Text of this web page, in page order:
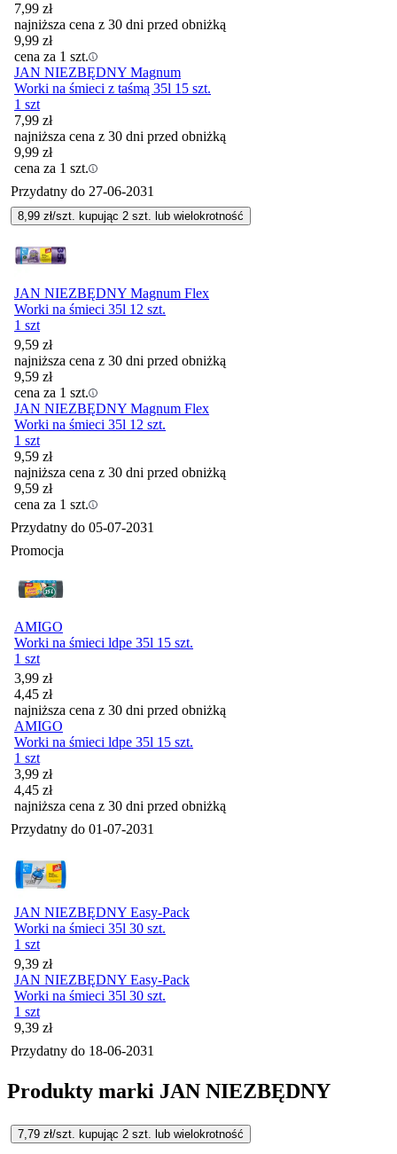
7,99 zł
najniższa cena z 30 dni przed obniżką
9,99 zł
cena za 1 szt.
JAN NIEZBĘDNY Magnum
Worki na śmieci z taśmą 35l 15 szt.
1 szt
7,99 zł
najniższa cena z 30 dni przed obniżką
9,99 zł
cena za 1 szt.
Przydatny do 27-06-2031
8,99 zł/szt. kupując 2 szt. lub wielokrotność
JAN NIEZBĘDNY Magnum Flex
Worki na śmieci 35l 12 szt.
1 szt
9,59 zł
najniższa cena z 30 dni przed obniżką
9,59 zł
cena za 1 szt.
JAN NIEZBĘDNY Magnum Flex
Worki na śmieci 35l 12 szt.
1 szt
9,59 zł
najniższa cena z 30 dni przed obniżką
9,59 zł
cena za 1 szt.
Przydatny do 05-07-2031
Promocja
AMIGO
Worki na śmieci ldpe 35l 15 szt.
1 szt
Cena promocyjna
3,99 zł
4,45 zł
najniższa cena z 30 dni przed obniżką
AMIGO
Worki na śmieci ldpe 35l 15 szt.
1 szt
Cena promocyjna
3,99 zł
4,45 zł
najniższa cena z 30 dni przed obniżką
Przydatny do 01-07-2031
JAN NIEZBĘDNY Easy-Pack
Worki na śmieci 35l 30 szt.
1 szt
Cena
9,39 zł
JAN NIEZBĘDNY Easy-Pack
Worki na śmieci 35l 30 szt.
1 szt
Cena
9,39 zł
Przydatny do 18-06-2031
Produkty marki JAN NIEZBĘDNY
7,79 zł/szt. kupując 2 szt. lub wielokrotność